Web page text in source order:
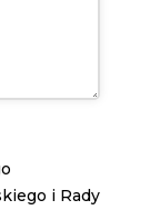
i Rady